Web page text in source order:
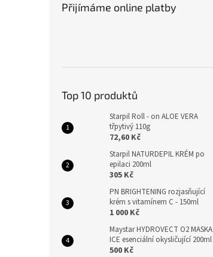
Přijímáme online platby
Top 10 produktů
Starpil Roll - on ALOE VERA
třpytivý 110g
72,60 Kč
Starpil NATURDEPIL KRÉM po
epilaci 200ml
305 Kč
PN BRIGHTENING rozjasňující
krém s vitamínem C - 150ml
1 000 Kč
Maystar HYDROVECT O2 MASKA
ICE esenciální okysličující 200ml
500 Kč